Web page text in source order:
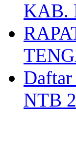
KAB.
NTB